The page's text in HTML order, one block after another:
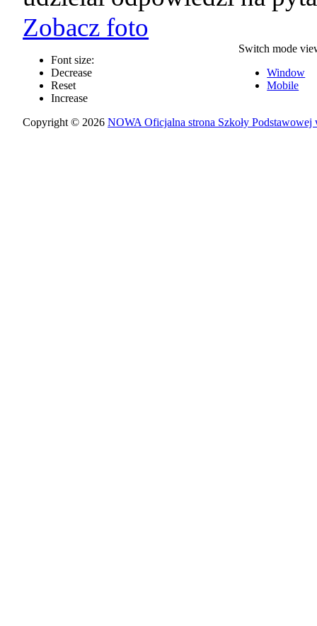
Zobacz foto
Font size:
Decrease
Reset
Increase
Switch mode
Window
Mobile
Copyright © 2026NOWA Oficjalna strona Szkoły